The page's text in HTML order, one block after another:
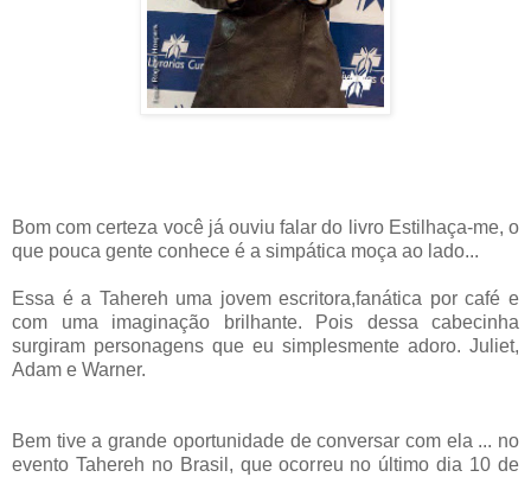
Bom com certeza você já ouviu falar do livro Estilhaça-me, o
que pouca gente conhece é a simpática moça ao lado...
Essa é a Tahereh uma jovem escritora,fanática por café e
com uma imaginação brilhante. Pois dessa cabecinha
surgiram personagens que eu simplesmente adoro. Juliet,
Adam e Warner.
Bem tive a grande oportunidade de conversar com ela ... no
evento Tahereh no Brasil, que ocorreu no último dia 10 de